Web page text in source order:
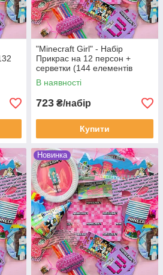
"Minecraft Girl" - Набір
Прикрас на 12 персон +
серветки (144 елементів
декора)
В наявності
723 ₴/набір
Купити
Новинка